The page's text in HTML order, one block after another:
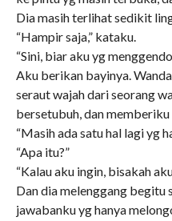
Dia masih terlihat sedikit
“Hampir saja,” kataku.
“Sini, biar aku yg
Aku berikan bayinya.
seraut wajah dari seorang
bersetubuh, dan
“Masih ada satu hal lagi yg
“Apa itu?”
“Kalau aku ingin, bisakah
Dan dia melenggang begitu
jawabanku yg hanya